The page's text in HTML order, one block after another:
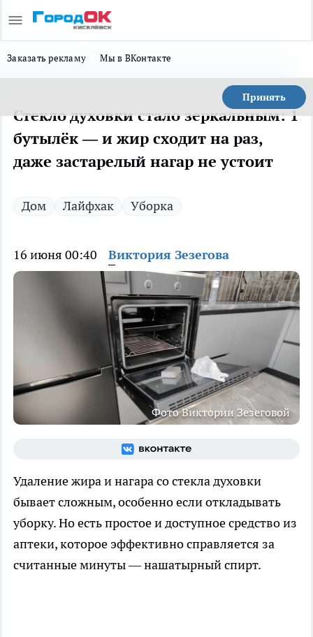
Заказать рекламу Мы в ВКонтакте
Принять
Стекло духовки стало зеркальным: 1
бутылёк — и жир сходит на раз,
даже застарелый нагар не устоит
Дом Лайфхак Уборка
16 июня 00:40 Виктория Зезегова
Фото Виктории Зезеговой
Удаление жира и нагара со стекла духовки
бывает сложным, особенно если откладывать
уборку. Но есть простое и доступное средство из
аптеки, которое эффективно справляется за
считанные минуты — нашатырный спирт.